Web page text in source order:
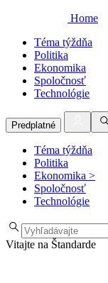
Home
Téma týždňa
Politika
Ekonomika
Spoločnosť
Technológie
Predplatné
Téma týždňa
Politika
Ekonomika >
Spoločnosť
Technológie
Vitajte na Štandarde